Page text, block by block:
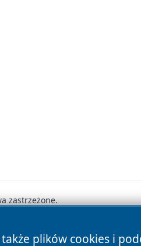
także plików cookies i
zastrzeżone.
Cookies